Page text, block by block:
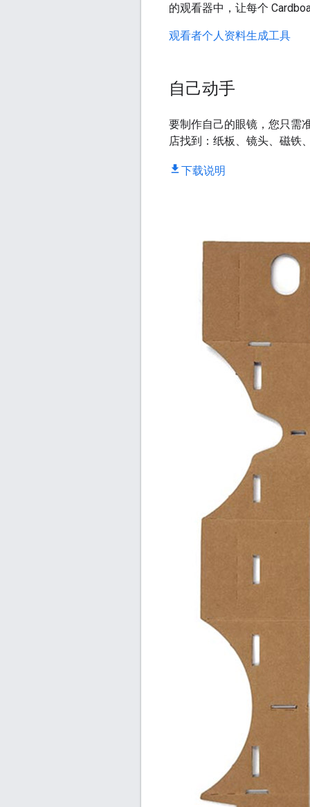
的观看器中，让每个
观看者个人资料生成工具
自己动手
要制作自己的眼镜，您只需
店找到：纸板、镜头、磁铁
下载说明